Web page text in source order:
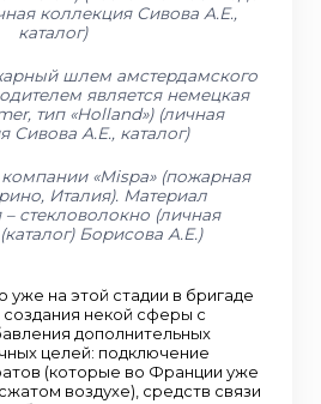
коллекция Сивова А.Е.,
каталог)
шлем амстердамского
является немецкая
тип «Holland») (личная
Сивова А.Е., каталог)
«Mispa» (пожарная
Италия). Материал
– стекловолокно (личная
Борисова А.Е.)
уже на этой стадии в бригаде
некой сферы с
дополнительных
целей: подключение
(которые во Франции уже
воздухе), средств связи